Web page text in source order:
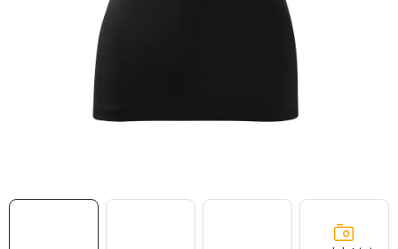
PROVIZNÍ SYSTÉM
Časté otázky